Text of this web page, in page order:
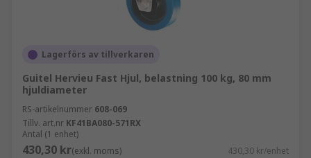
Lagerförs av tillverkaren
Guitel Hervieu Fast Hjul, belastning 100 kg, 80 mm
hjuldiameter
RS-artikelnummer 608-069
Tillv. art.nr KF41BA080-571RX
Antal (1 enhet)
430,30 kr(exkl. moms) 430,30 kr/enhet